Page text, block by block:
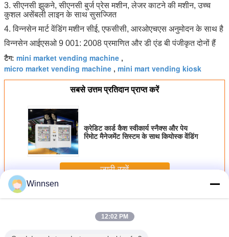
3. सीएनसी झुकने, सीएनसी बुर्ज प्रेस मशीन, लेजर काटने की मशीन, उच्च
कुशल असेंबली लाइन के साथ सुसज्जित
4. विन्नसेन मार्ट वेंडिंग मशीन सीई, एफसीसी, आरओएचएस अनुमोदन के साथ है
विन्नसेन आईएसओ 9 001: 2008 प्रमाणित और डी एंड बी पंजीकृत दोनों हैं
टैग: mini market vending machine ,
micro market vending machine , mini mart vending kiosk
सबसे उत्तम प्रतिदान प्राप्त करें
क्रेडिट कार्ड कैश स्वीकार्य स्नैक्स और पेय
रिमोट मैनेजमेंट सिस्टम के साथ कियोस्क वेंडिंग
जारी रखें
अधिकमिनी मार्ट वेंडिंग मशीन
Winnsen
12:02 PM